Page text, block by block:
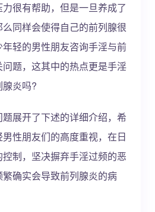
很有帮助，但是一旦养成了
同样会使得自己的前列腺很
轻的男性朋友咨询手淫与前
题，这其中的热点更是手淫
炎吗?
展开了下述的详细介绍，希
性朋友们的高度重视，在日
制，坚决摒弃手淫过频的恶
确实会导致前列腺炎的病